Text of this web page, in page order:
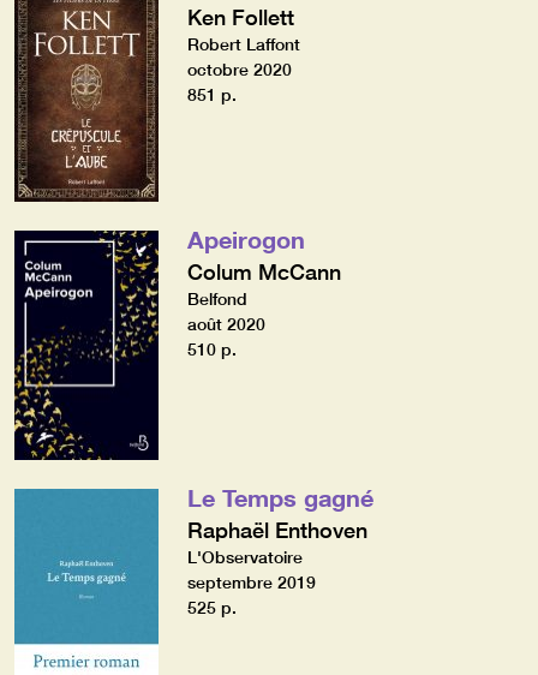
Ken Follett
Robert Laffont
octobre 2020
851 p.
Apeirogon
Colum McCann
Belfond
août 2020
510 p.
Le Temps gagné
Raphaël Enthoven
L'Observatoire
septembre 2019
525 p.